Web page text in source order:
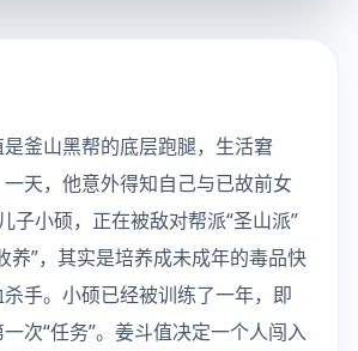
釜山黑帮的底层跑腿，生活窘
天，他意外得知自己与已故前女
子小硕，正在被敌对帮派“圣山派”
养”，其实是培养成未成年的毒品快
手。小硕已经被训练了一年，即
次“任务”。姜斗值决定一个人闯入